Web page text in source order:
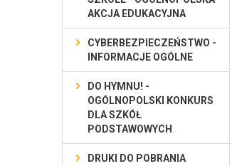
AKCJA EDUKACYJNA
CYBERBEZPIECZEŃSTWO -
INFORMACJE OGÓLNE
DO HYMNU! -
OGÓLNOPOLSKI KONKURS
DLA SZKÓŁ
PODSTAWOWYCH
DRUKI DO POBRANIA